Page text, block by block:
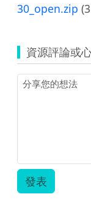
30_open.zip
資源評論或
發表